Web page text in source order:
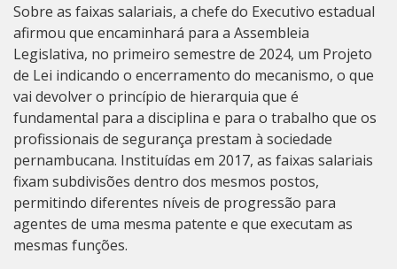
Sobre as faixas salariais, a chefe do Executivo estadual
afirmou que encaminhará para a Assembleia
Legislativa, no primeiro semestre de 2024, um Projeto
de Lei indicando o encerramento do mecanismo, o que
vai devolver o princípio de hierarquia que é
fundamental para a disciplina e para o trabalho que os
profissionais de segurança prestam à sociedade
pernambucana. Instituídas em 2017, as faixas salariais
fixam subdivisões dentro dos mesmos postos,
permitindo diferentes níveis de progressão para
agentes de uma mesma patente e que executam as
mesmas funções.